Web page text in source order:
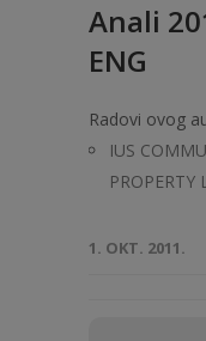
Anali
ENG
Radovi ovog
IUS
PROPERTY
1. OKT. 2011.